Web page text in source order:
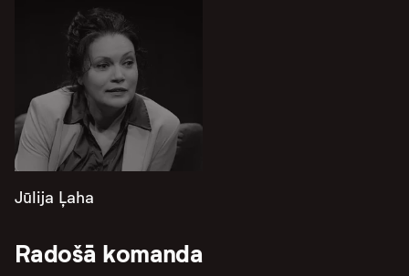
Jūlija Ļaha
Radošā komanda